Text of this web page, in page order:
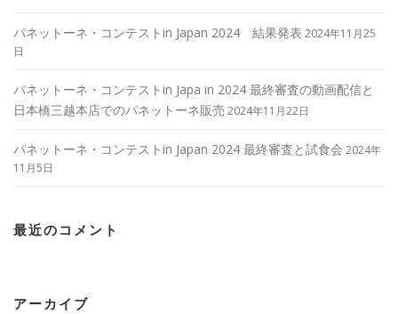
パネットーネ・コンテストin Japan 2024 結果発表 2024年11月25
日
パネットーネ・コンテストin Japa in 2024 最終審査の動画配信と
日本橋三越本店でのパネットーネ販売 2024年11月22日
パネットーネ・コンテストin Japan 2024 最終審査と試食会 2024年
11月5日
最近のコメント
アーカイブ